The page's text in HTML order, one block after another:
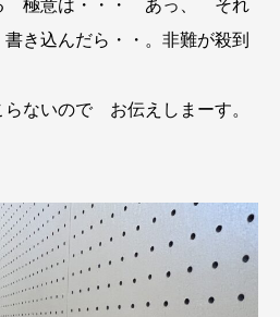
極意は・・・ あっ、 それ
込んだら・・。非難が殺到
らないので お伝えしまーす。